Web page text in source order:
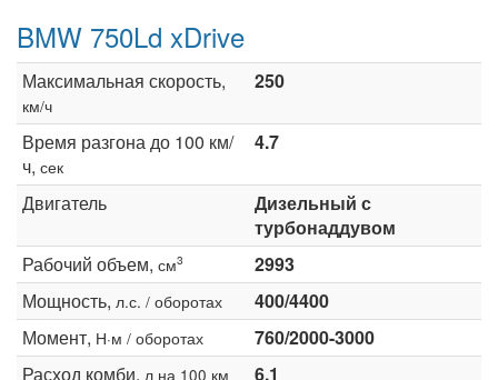
BMW 750Ld xDrive
Максимальная скорость,
км/ч
250
Время разгона до 100 км/
ч, сек
4.7
Двигатель
Дизельный с
турбонаддувом
Рабочий объем, см3
2993
Мощность, л.с. / оборотах
400/4400
Момент, Н·м / оборотах
760/2000-3000
Расход комби, л на 100 км 6.1